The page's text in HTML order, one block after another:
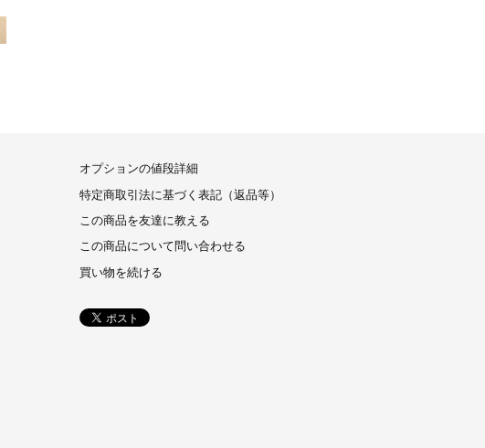
オプションの値段詳細
特定商取引法に基づく表記（返品等）
この商品を友達に教える
この商品について問い合わせる
買い物を続ける